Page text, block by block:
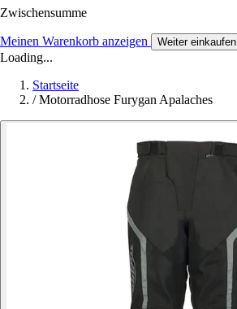
Zwischensumme
Meinen Warenkorb anzeigen Weiter einkaufen
Loading...
Startseite
/ Motorradhose Furygan Apalaches